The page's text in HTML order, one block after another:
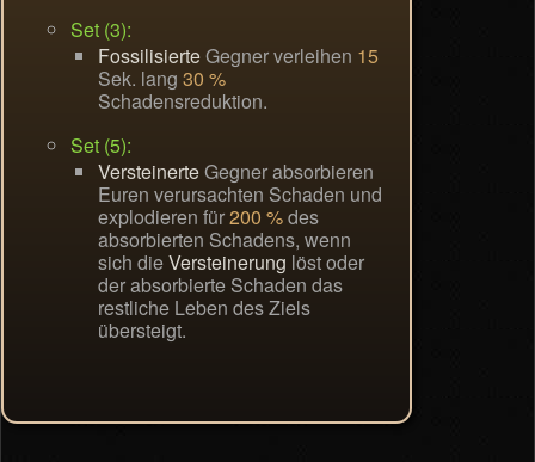
Set (3):
FossilisierteGegner verleihen 15
Sek. lang 30 %
Schadensreduktion.
Set (5):
VersteinerteGegner absorbieren
Euren verursachten Schaden und
explodieren für200 %des
absorbierten Schadens, wenn
sich dieVersteinerung löst oder
der absorbierte Schaden das
restliche Leben des Ziels
übersteigt.